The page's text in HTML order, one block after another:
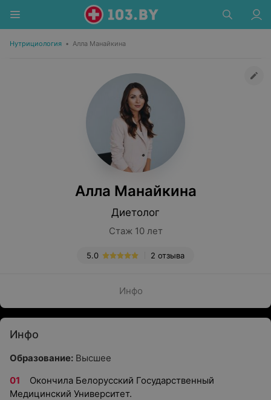
Нутрициология • Алла Манайкина
Алла Манайкина
Диетолог
Стаж 10 лет
2 отзыва
5.0
Инфо
Инфо
Образование: Высшее
Окончила Белорусский Государственный
Медицинский Университет.